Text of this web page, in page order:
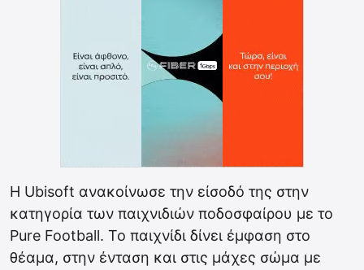
Η Ubisoft ανακοίνωσε την είσοδό της στην
κατηγορία των παιχνιδιών ποδοσφαίρου με το
Pure Football. Το παιχνίδι δίνει έμφαση στο
θέαμα, στην ένταση και στις μάχες σώμα με